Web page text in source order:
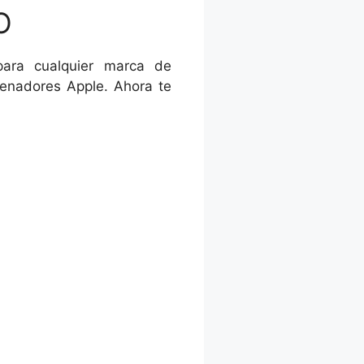
posibilidades para
cualquier marca de
Apple. Ahora te